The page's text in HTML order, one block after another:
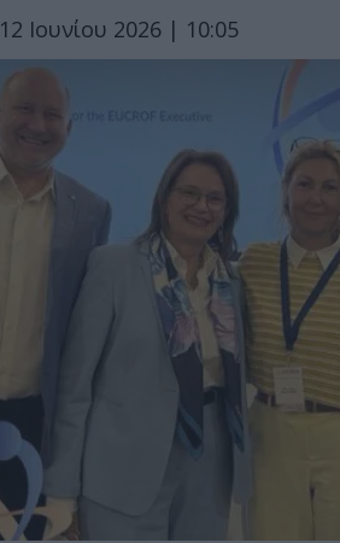
12 Ιουνίου 2026 | 10:05